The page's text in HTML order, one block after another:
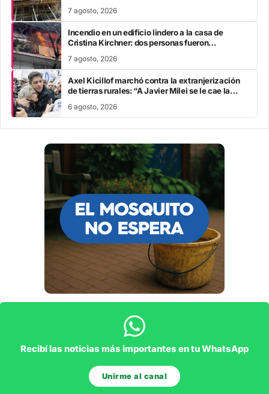
7 agosto, 2026
Incendio en un edificio lindero a la casa de
Cristina Kirchner: dos personas fueron
7 agosto, 2026
Axel Kicillof marchó contra la extranjerización
de tierras rurales: “A Javier Milei se le cae la
6 agosto, 2026
Recibí las noticias más importantes en tu WhatsApp
Unirme al canal